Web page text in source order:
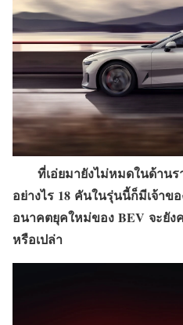
ที่เอ่ยมายังไม่หมดในด้านรา
อย่างไร 18 คันในรุ่นนี้ก็มีเจ้าขอ
อนาคตยุคใหม่ของ BEV จะยัง
หรือเปล่า